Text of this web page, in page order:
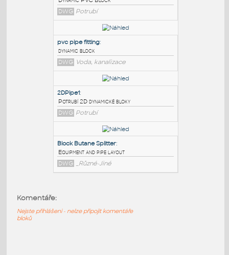
PODOBNÉ BLOKY:
PVC Pipe:
Dynamic PVC Block
DWG
pvc pipe fitting:
dynamic block
DWG Voda, kanalizace
DWG Potrubí
Komentáře:
Nejste přihlášeni - nelze připojit komentáře
bloků